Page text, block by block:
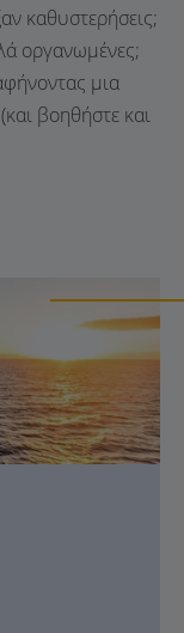
καθυστερήσεις;
οργανωμένες;
μια
βοηθήστε και